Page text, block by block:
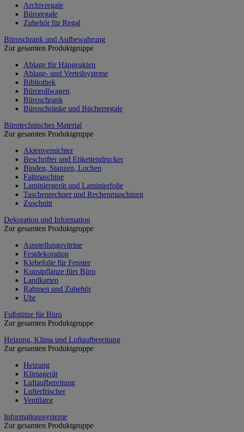
Archivregale
Büroregale
Zubehör für Regal
Büroschrank und Aufbewahrung
Zur gesamten Produktgruppe
Ablage für Hängeakten
Ablage- und Verteilsysteme
Bibliothek
Bürorollwagen
Büroschrank
Büroschränke und Bücherregale
Bürotechnisches Material
Zur gesamten Produktgruppe
Aktenvernichter
Beschrifter und Etikettendrucker
Binden, Stanzen, Lochen
Faltmaschine
Laminiergerät und Laminierfolie
Taschenrechner und Rechenmaschinen
Zuschnitt
Dekoration und Information
Zur gesamten Produktgruppe
Ausstellungsvitrine
Festdekoration
Klebefolie für Fenster
Kunstpflanze fürs Büro
Landkarten
Rahmen und Zubehör
Uhr
Fußstütze für Büro
Zur gesamten Produktgruppe
Heizung, Klima und Luftaufbereitung
Zur gesamten Produktgruppe
Heizung
Klimagerät
Luftaufbereitung
Lufterfrischer
Ventilator
Informationssysteme
Zur gesamten Produktgruppe